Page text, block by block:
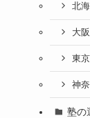
北
大
東
神
塾の